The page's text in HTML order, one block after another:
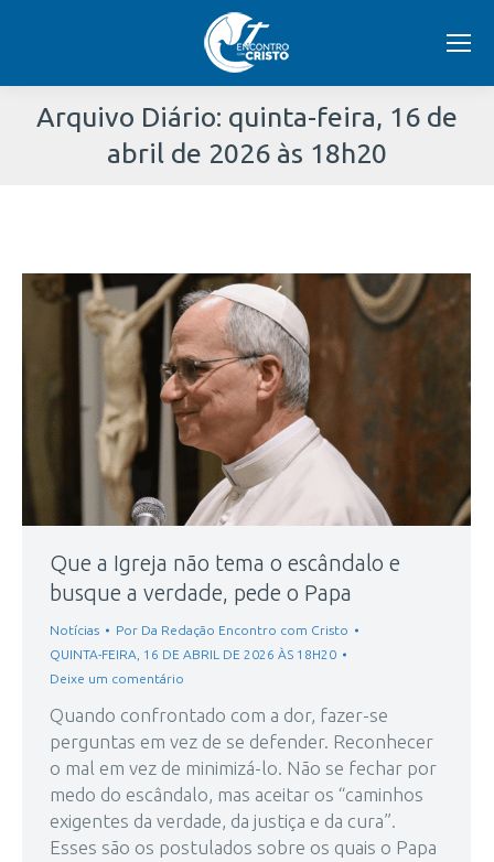
Arquivo Diário: quinta-feira, 16 de
abril de 2026 às 18h20
aqui:
Que a Igreja não tema o escândalo e
busque a verdade, pede o Papa
Notícias Por Da Redação Encontro com Cristo
QUINTA-FEIRA, 16 DE ABRIL DE 2026 ÀS 18H20
Deixe um comentário
Quando confrontado com a dor, fazer-se
perguntas em vez de se defender. Reconhecer
o mal em vez de minimizá-lo. Não se fechar por
medo do escândalo, mas aceitar os “caminhos
exigentes da verdade, da justiça e da cura”.
Esses são os postulados sobre os quais o Papa